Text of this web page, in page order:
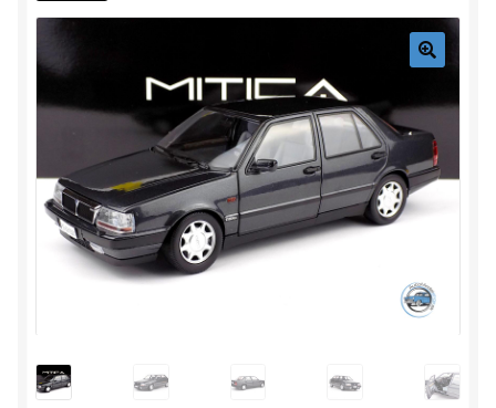
menu
Darčekové predmety
Rozbaliť
menu